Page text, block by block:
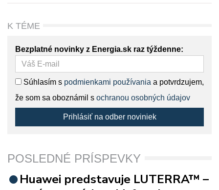
K TÉME
Bezplatné novinky z Energia.sk raz týždenne:
Súhlasím s podmienkami používania a potvrdzujem,
že som sa oboznámil s ochranou osobných údajov
Prihlásiť na odber noviniek
POSLEDNÉ PRÍSPEVKY
Huawei predstavuje LUTERRA™ –